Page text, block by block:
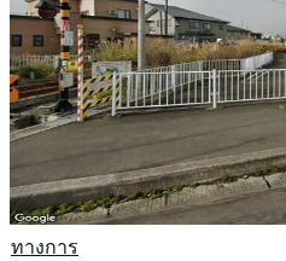
ทางการ